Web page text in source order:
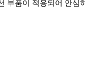
부품이 적용되어 안심